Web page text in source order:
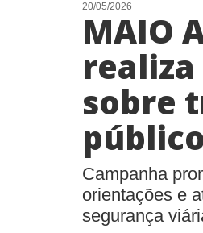
20/05/2026
MAIO
sobre
Campanha
orientações e
segurança